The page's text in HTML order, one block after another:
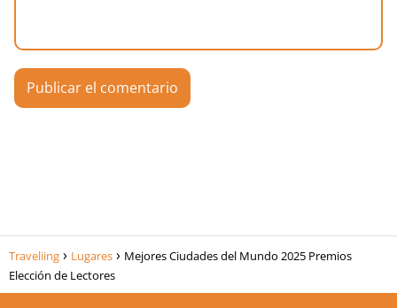
Traveliing Lugares
Mejores Ciudades del Mundo 2025 Premios
Elección de Lectores